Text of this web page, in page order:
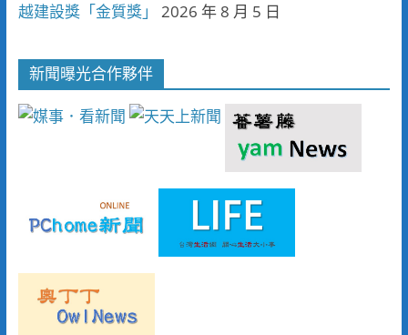
越建設獎「金質獎」
2026 年 8 月 5 日
新聞曝光合作夥伴